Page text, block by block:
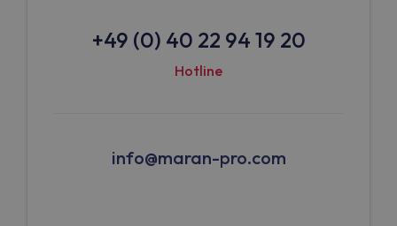
+49 (0) 40 22 94 19 20
Hotline
info@maran-pro.com